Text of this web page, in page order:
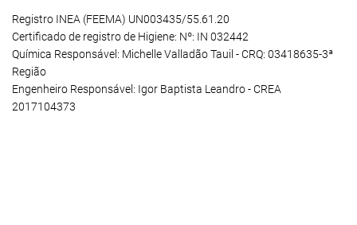
Registro INEA (FEEMA) UN003435/55.61.20
Certificado de registro de Higiene: Nº: IN 032442
Química Responsável: Michelle Valladão Tauil - CRQ: 03418635-3ª
Região
Engenheiro Responsável: Igor Baptista Leandro - CREA
2017104373